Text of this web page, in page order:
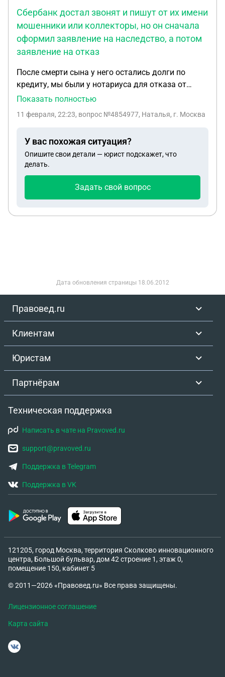
ОБМЕНУ п 11. Технически сложные товары
бытового назначения, на которые установлены
гарантийные сроки не менее одного года ----
попадает наш ноут в этот перечень или нет, если в
дней?
Сбербанк достал звонят и пишут от их имени
мошенники или коллекторы, но он сначала
оформил заявление на наследство, а потом
заявление на отказ
После смерти сына у него остались долги по
кредиту, мы были у нотариуса для отказа от
наследства т. к. сбербанк достал звонят и пишут
сначала оформил заявление на наследство, а
Показать полностью
11 февраля, 22:23, вопрос №4854977, Наталья, г. Москва
У вас похожая ситуация?
Опишите свои детали — юрист подскажет, что
делать.
Задать свой вопрос
Дата обновления страницы 18.06.2012
Правовед.ru
Клиентам
Юристам
Партнёрам
Техническая поддержка
Написать в чате на Pravoved.ru
support@pravoved.ru
Поддержка в Telegram
Поддержка в VK
121205, город Москва, территория Сколково инновационного
центра, Большой бульвар, дом 42 строение 1, этаж 0,
помещение 150, кабинет 5
© 2011—2026 «Правовед.ru» Все права защищены.
Лицензионное соглашение
Карта сайта